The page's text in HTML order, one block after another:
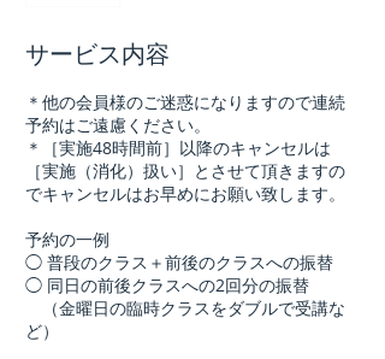
サービス内容
＊他の会員様のご迷惑になりますので連続
予約はご遠慮ください。
＊［実施48時間前］以降のキャンセルは
［実施（消化）扱い］とさせて頂きますの
でキャンセルはお早めにお願い致します。
予約の一例
◯ 普段のクラス＋前後のクラスへの振替
◯ 同日の前後クラスへの2回分の振替
（金曜日の臨時クラスをダブルで受講な
ど）